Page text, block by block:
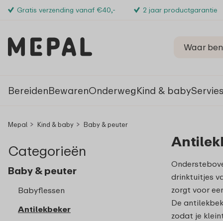
Gratis verzending vanaf €40,- 2 jaar productgarantie
BereidenBewarenOnderwegKind & babyServies
Mepal Kind & baby Baby & peuter
Categorieën
Baby & peuter
Babyflessen
Antilekbeker
drinktuitjes
zorgt voor
De
zodat je